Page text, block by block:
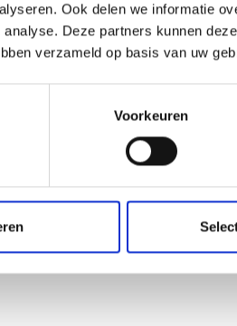
Ook delen we informatie
analyse. Deze partners kunnen
verzameld op basis van uw
Voorkeuren